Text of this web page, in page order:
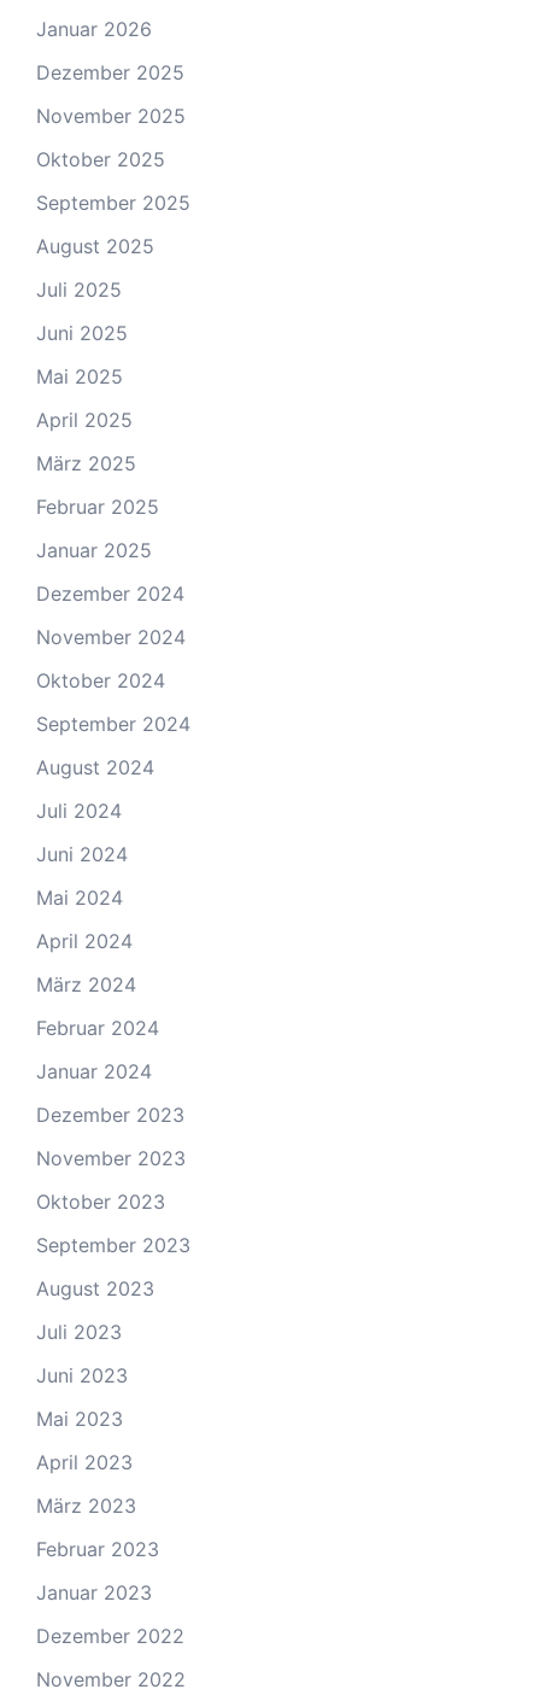
Januar 2026
Dezember 2025
November 2025
Oktober 2025
September 2025
August 2025
Juli 2025
Juni 2025
Mai 2025
April 2025
März 2025
Februar 2025
Januar 2025
Dezember 2024
November 2024
Oktober 2024
September 2024
August 2024
Juli 2024
Juni 2024
Mai 2024
April 2024
März 2024
Februar 2024
Januar 2024
Dezember 2023
November 2023
Oktober 2023
September 2023
August 2023
Juli 2023
Juni 2023
Mai 2023
April 2023
März 2023
Februar 2023
Januar 2023
Dezember 2022
November 2022